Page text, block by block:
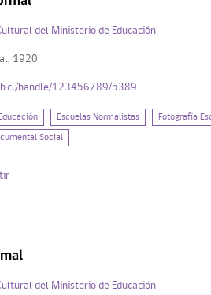
del Ministerio de Educación
1920
handle/123456789/5389
Escuelas Normalistas Fotografía
Social
del Ministerio de Educación